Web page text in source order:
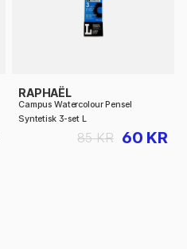
RAPHAËL
Campus Watercolour Pensel
Syntetisk 3-set L
60 KR
85 KR